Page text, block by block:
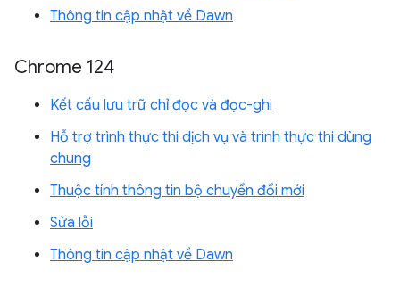
Thông tin cập nhật về Dawn
Chrome 124
Kết cấu lưu trữ chỉ đọc và đọc-ghi
Hỗ trợ trình thực thi dịch vụ và trình thực thi dùng
chung
Thuộc tính thông tin bộ chuyển đổi mới
Sửa lỗi
Thông tin cập nhật về Dawn